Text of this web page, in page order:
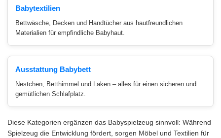
Babytextilien
Bettwäsche, Decken und Handtücher aus hautfreundlichen
Materialien für empfindliche Babyhaut.
Ausstattung Babybett
Nestchen, Betthimmel und Laken – alles für einen sicheren und
gemütlichen Schlafplatz.
Diese Kategorien ergänzen das Babyspielzeug sinnvoll: Während
Spielzeug die Entwicklung fördert, sorgen Möbel und Textilien für